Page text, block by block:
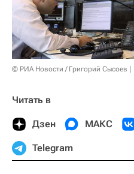
© РИА Новости / Григорий Сысоев
Читать в
Дзен МАКС
Telegram